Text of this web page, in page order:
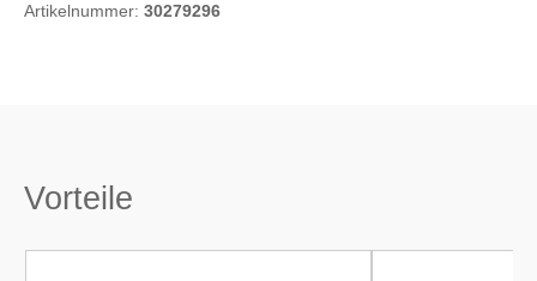
Artikelnummer: 30279296
Vorteile